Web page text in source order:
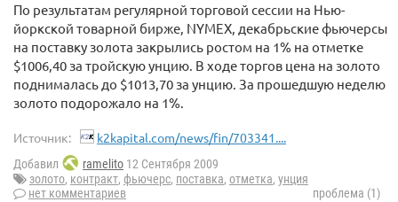
По результатам регулярной торговой сессии на Нью-
йоркской товарной бирже, NYMEX, декабрьские фьючерсы
на поставку золота закрылись ростом на 1% на отметке
$1006,40 за тройскую унцию. В ходе торгов цена на золото
поднималась до $1013,70 за унцию. За прошедшую неделю
золото подорожало на 1%.
Источник: k2kapital.com/news/fin/703341....
Добавил ramelito 12 Сентября 2009
золото, контракт, фьючерс, поставка, отметка, унция
нет комментариев
проблема (1)